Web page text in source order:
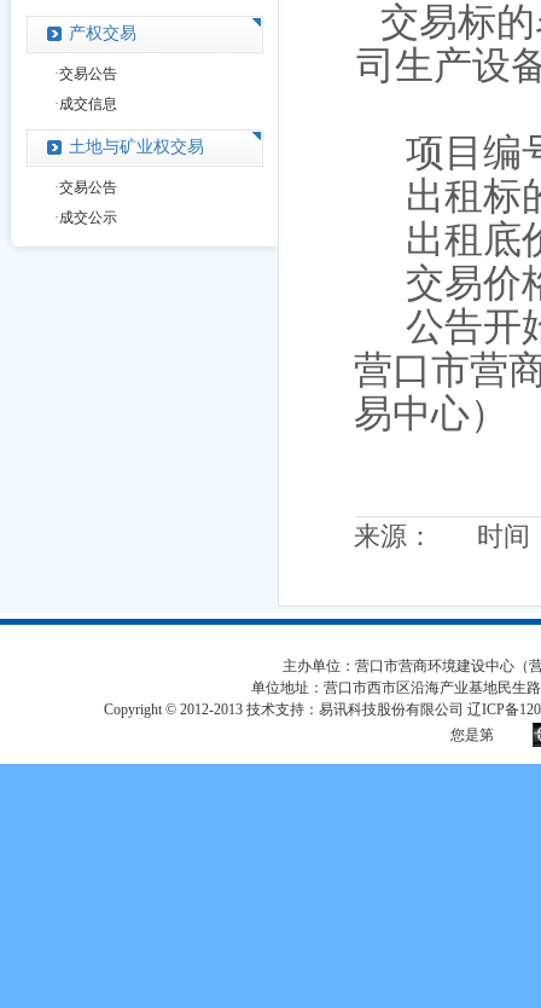
产权交易
·交易公告
·成交信息
土地与矿业权交易
·交易公告
·成交公示
交易标
司生产设
项目编
出租标
出租 底
交易价
公告开
营口市营
易中心）
来源： 时间
主办单位：营口市营商环境建设中心（
单位地址：营口市西市区沿海产业基地民生
Copyright © 2012-2013 技术支持：易讯科技股份有限公司 辽ICP备
您是第